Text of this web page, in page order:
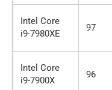
Intel Core
i9-7980XE
97
Intel Core
i9-7900X
96